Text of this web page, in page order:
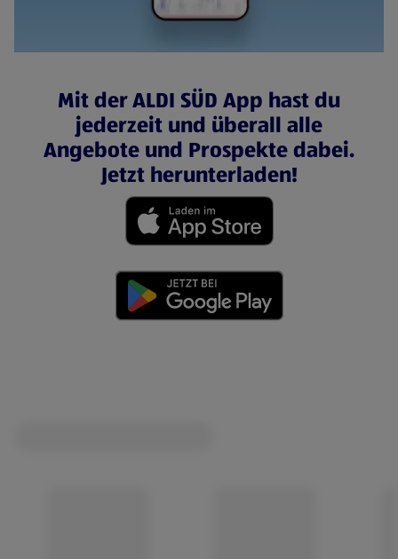
Mit der ALDI SÜD App hast du
jederzeit und überall alle
Angebote und Prospekte dabei.
Jetzt herunterladen!